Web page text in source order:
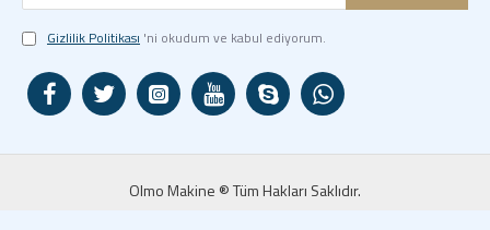
Gizlilik Politikası 'ni okudum ve kabul ediyorum.
Olmo Makine ® Tüm Hakları Saklıdır.